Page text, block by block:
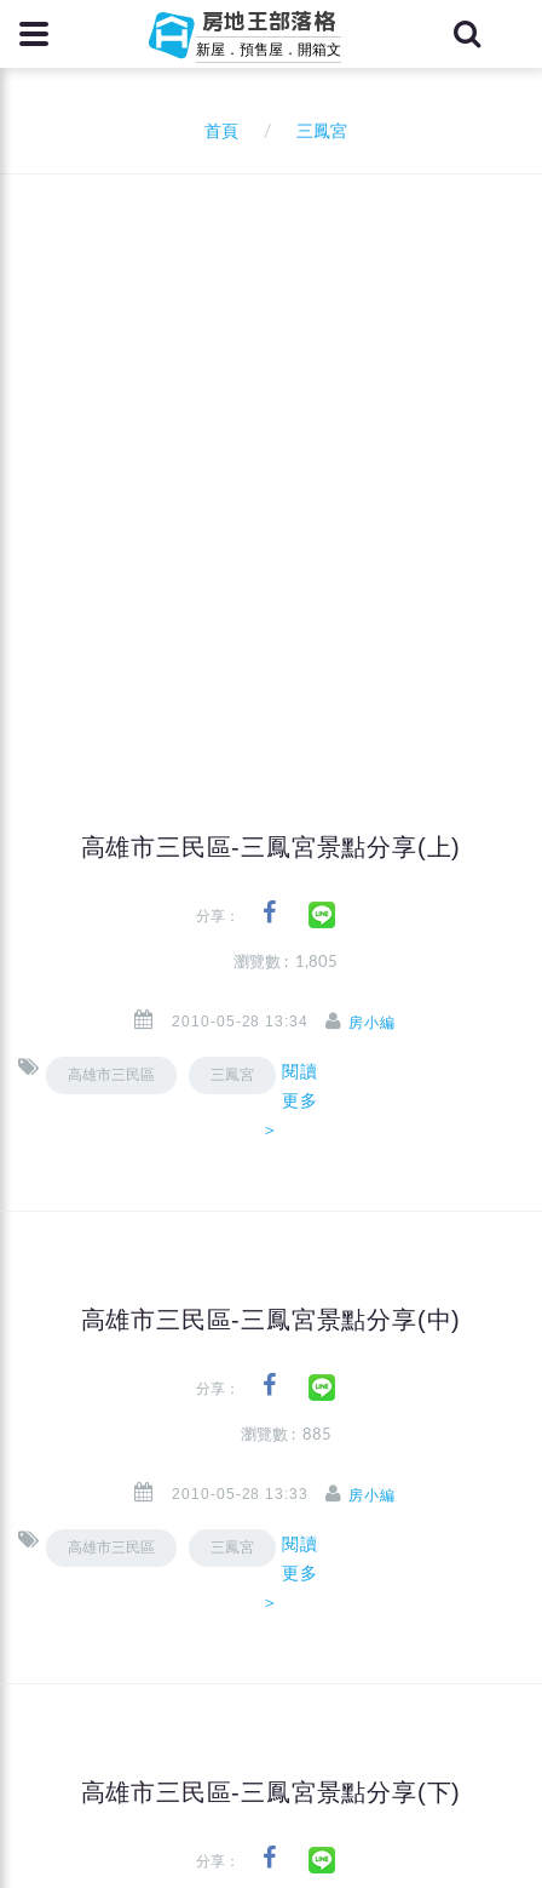
房地王部落格
新屋．預售屋．開箱文
首頁 三鳳宮
高雄市三民區-三鳳宮景點分享(上)
分享：
瀏覽數 : 1,805
2010-05-28 13:34 房小編
高雄市三民區 三鳳宮
閱讀
更多
＞
高雄市三民區-三鳳宮景點分享(中)
分享：
瀏覽數 : 885
2010-05-28 13:33 房小編
高雄市三民區 三鳳宮
閱讀
更多
＞
高雄市三民區-三鳳宮景點分享(下)
分享：